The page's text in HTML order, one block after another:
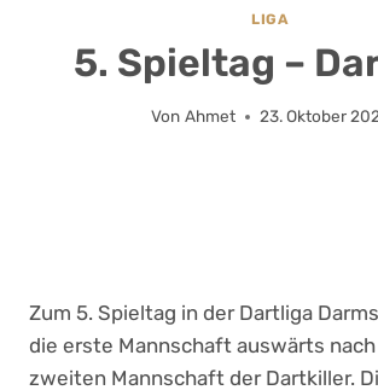
LIGA
5. Spieltag –
Von Ahmet 23. Oktober
Zum 5. Spieltag in der Dartliga
die erste Mannschaft auswärts
zweiten Mannschaft der Dartkiller.